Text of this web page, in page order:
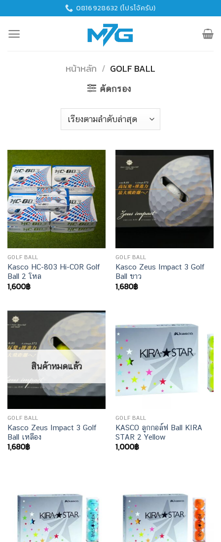
content
0816928632 (โปรโจ้ครับ)
หน้าหลัก / GOLF BALL
คัดกรอง
GOLF BALL
Kasco HC-803 Hi-COR Golf
Ball 2 โหล
1,600฿
GOLF BALL
Kasco Zeus Impact 3 Golf
Ball ขาว
1,680฿
สินค้าหมดแล้ว
GOLF BALL
Kasco Zeus Impact 3 Golf
Ball เหลือง
1,680฿
GOLF BALL
KASCO ลูกกอล์ฟ Ball KIRA
STAR 2 Yellow
1,000฿